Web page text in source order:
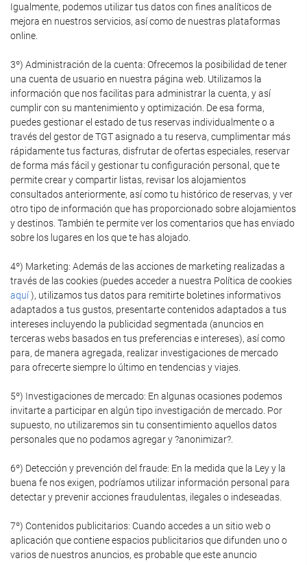
Igualmente, podemos utilizar tus datos con fines analíticos de
mejora en nuestros servicios, así como de nuestras plataformas
online.
3º) Administración de la cuenta: Ofrecemos la posibilidad de tener
una cuenta de usuario en nuestra página web. Utilizamos la
información que nos facilitas para administrar la cuenta, y así
cumplir con su mantenimiento y optimización. De esa forma,
puedes gestionar el estado de tus reservas individualmente o a
través del gestor de TGT asignado a tu reserva, cumplimentar más
rápidamente tus facturas, disfrutar de ofertas especiales, reservar
de forma más fácil y gestionar tu configuración personal, que te
permite crear y compartir listas, revisar los alojamientos
consultados anteriormente, así como tu histórico de reservas, y ver
otro tipo de información que has proporcionado sobre alojamientos
y destinos. También te permite ver los comentarios que has enviado
sobre los lugares en los que te has alojado.
4º) Marketing: Además de las acciones de marketing realizadas a
través de las cookies (puedes acceder a nuestra Política de cookies
aquí), utilizamos tus datos para remitirte boletines informativos
adaptados a tus gustos, presentarte contenidos adaptados a tus
intereses incluyendo la publicidad segmentada (anuncios en
terceras webs basados en tus preferencias e intereses), así como
para, de manera agregada, realizar investigaciones de mercado
para ofrecerte siempre lo último en tendencias y viajes.
5º) Investigaciones de mercado: En algunas ocasiones podemos
invitarte a participar en algún tipo investigación de mercado. Por
supuesto, no utilizaremos sin tu consentimiento aquellos datos
personales que no podamos agregar y ?anonimizar?.
6º) Detección y prevención del fraude: En la medida que la Ley y la
buena fe nos exigen, podríamos utilizar información personal para
detectar y prevenir acciones fraudulentas, ilegales o indeseadas.
7º) Contenidos publicitarios: Cuando accedes a un sitio web o
aplicación que contiene espacios publicitarios que difunden uno o
varios de nuestros anuncios, es probable que este anuncio